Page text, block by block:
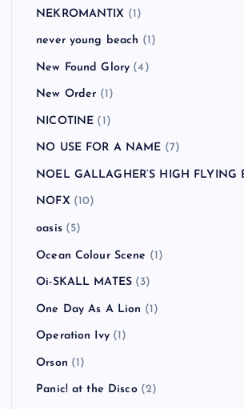
NEKROMANTIX (1)
never young beach (1)
New Found Glory (4)
New Order (1)
NICOTINE (1)
NO USE FOR A NAME (7)
NOEL GALLAGHER’S HIGH FLYING
NOFX (10)
oasis(5)
Ocean Colour Scene (1)
Oi-SKALL MATES (3)
One Day As A Lion (1)
Operation Ivy(1)
Orson (1)
Panic! at the Disco(2)